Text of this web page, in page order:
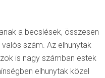
a becslések, összesen
szám. Az elhunytak
is nagy számban estek
elhunytak közel